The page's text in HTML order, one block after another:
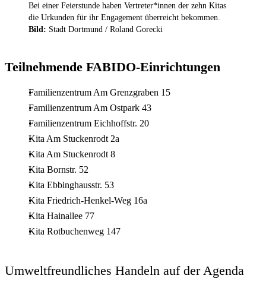
Bei einer Feierstunde haben Vertreter*innen der zehn Kitas
die Urkunden für ihr Engagement überreicht bekommen.
Bild: Stadt Dortmund / Roland Gorecki
Teilnehmende FABIDO-Einrichtungen
Familienzentrum Am Grenzgraben 15
Familienzentrum Am Ostpark 43
Familienzentrum Eichhoffstr. 20
Kita Am Stuckenrodt 2a
Kita Am Stuckenrodt 8
Kita Bornstr. 52
Kita Ebbinghausstr. 53
Kita Friedrich-Henkel-Weg 16a
Kita Hainallee 77
Kita Rotbuchenweg 147
Umweltfreundliches Handeln auf der Agenda